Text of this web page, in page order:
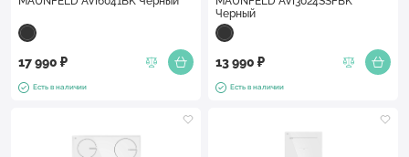
17 990 ₽
Есть в наличии
Черный
13 990 ₽
Есть в наличии